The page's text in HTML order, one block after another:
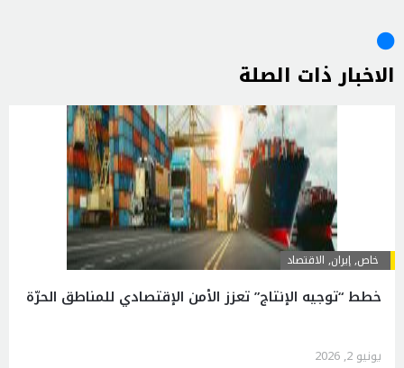
الاخبار ذات الصلة
خاص,إيران, الاقتصاد
خطط “توجيه الإنتاج” تعزز الأمن الإقتصادي للمناطق الحرّة
يونيو 2, 2026